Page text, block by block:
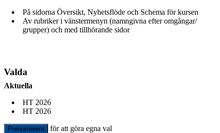
På sidorna Översikt, Nyhetsflöde och Schema för kursen
Av rubriker i vänstermenyn (namngivna efter omgångar/
grupper) och med tillhörande sidor
Valda
Aktuella
HT 2026
HT 2026
Prenumerera för att göra egna val